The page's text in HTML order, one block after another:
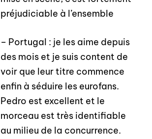
préjudiciable à l’ensemble
– Portugal : je les aime depuis
des mois et je suis content de
voir que leur titre commence
enfin à séduire les eurofans.
Pedro est excellent et le
morceau est très identifiable
au milieu de la concurrence.